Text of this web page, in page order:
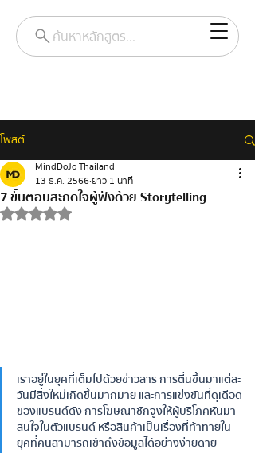
ค้นหาหลักสูตร...
โพสต์
7 ขั้นตอนสะกดใจผู้ฟังด้วย Storytelling
MindDoJo Thailand
13 ธ.ค. 2566ยาว 1 นาที
ได้รับ NaN เต็ม 5 ดาว
เราอยู่ในยุคที่เต็มไปด้วยข่าวสาร การตื่นขึ้นมาแต่ละ
วันมีสิ่งใหม่เกิดขึ้นมากมาย และการแข่งขันที่ดุเดือด
ของแบรนด์ดัง การโฆษณาชักจูงให้ผู้บริโภคหันมา
สนใจในตัวแบรนด์ หรือสินค้าเป็นเรื่องที่ท้าทายใน
ยุคที่คนสามารถเข้าถึงข้อมูลได้อย่างง่ายดาย